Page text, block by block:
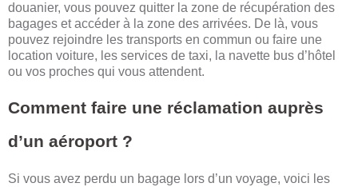
douanier, vous pouvez quitter la zone de récupération des
bagages et accéder à la zone des arrivées. De là, vous
pouvez rejoindre les transports en commun ou faire une
location voiture, les services de taxi, la navette bus d’hôtel
ou vos proches qui vous attendent.
Comment faire une réclamation auprès
d’un aéroport ?
Si vous avez perdu un bagage lors d’un voyage, voici les